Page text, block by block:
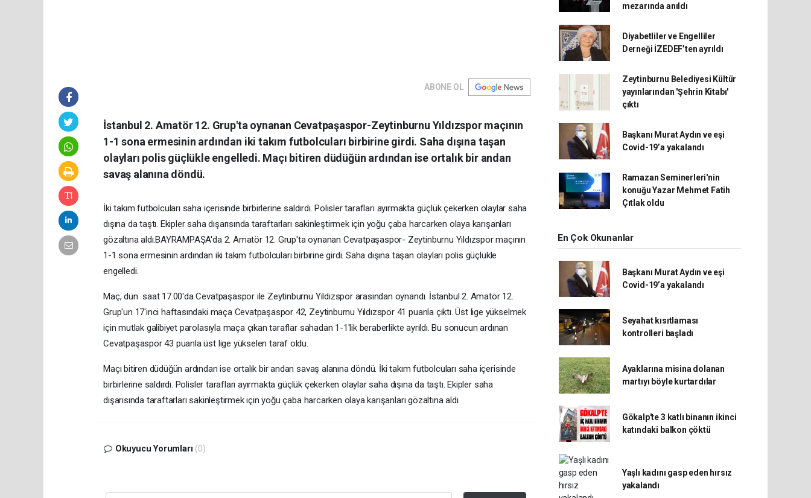
ABONE OL
İstanbul 2. Amatör 12. Grup'ta oynanan Cevatpaşaspor-Zeytinburnu Yıldızspor maçının
1-1 sona ermesinin ardından iki takım futbolcuları birbirine girdi. Saha dışına taşan
olayları polis güçlükle engelledi. Maçı bitiren düdüğün ardından ise ortalık bir andan
savaş alanına döndü.
İki takım futbolcuları saha içerisinde birbirlerine saldırdı. Polisler tarafları ayırmakta güçlük çekerken olaylar saha
dışına da taştı. Ekipler saha dışarısında taraftarları sakinleştirmek için yoğu çaba harcarken olaya karışanları
gözaltına aldı.BAYRAMPAŞA'da 2. Amatör 12. Grup'ta oynanan Cevatpaşaspor- Zeytinburnu Yıldızspor maçının
1-1 sona ermesinin ardından iki takım futbolcuları birbirine girdi. Saha dışına taşan olayları polis güçlükle
engelledi.
Maç, dün saat 17.00'da Cevatpaşaspor ile Zeytinburnu Yıldızspor arasından oynandı. İstanbul 2. Amatör 12.
Grup'un 17'inci haftasındaki maça Cevatpaşaspor 42, Zeytinburnu Yıldızspor 41 puanla çıktı. Üst lige yükselmek
için mutlak galibiyet parolasıyla maça çıkan taraflar sahadan 1-1'lik beraberlikte ayrıldı. Bu sonucun ardınan
Cevatpaşaspor 43 puanla üst lige yükselen taraf oldu.
Maçı bitiren düdüğün ardından ise ortalık bir andan savaş alanına döndü. İki takım futbolcuları saha içerisinde
birbirlerine saldırdı. Polisler tarafları ayırmakta güçlük çekerken olaylar saha dışına da taştı. Ekipler saha
dışarısında taraftarları sakinleştirmek için yoğu çaba harcarken olaya karışanları gözaltına aldı.
Okuyucu Yorumları (0)
mezarında anıldı
Diyabetliler ve Engelliler
Derneği İZEDEF’ten ayrıldı
Zeytinburnu Belediyesi Kültür
yayınlarından 'Şehrin Kitabı'
çıktı
Başkanı Murat Aydın ve eşi
Covid-19’a yakalandı
Ramazan Seminerleri'nin
konuğu Yazar Mehmet Fatih
Çıtlak oldu
En Çok Okunanlar
Başkanı Murat Aydın ve eşi
Covid-19’a yakalandı
Seyahat kısıtlaması
kontrolleri başladı
Ayaklarına misina dolanan
martıyı böyle kurtardılar
Gökalp'te 3 katlı binanın ikinci
katındaki balkon çöktü
Yaşlı kadını gasp eden hırsız
yakalandı